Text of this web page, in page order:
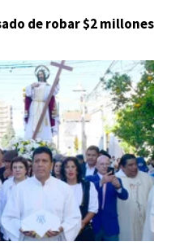
de robar $2 millones